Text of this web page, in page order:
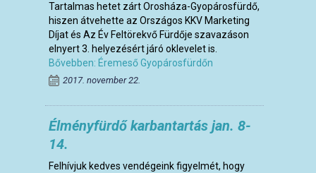
Tartalmas hetet zárt Orosháza-Gyopárosfürdő,
hiszen átvehette az Országos KKV Marketing
Díjat és Az Év Feltörekvő Fürdője szavazáson
elnyert 3. helyezésért járó oklevelet is.
Bővebben: Éremeső Gyopárosfürdőn
2017. november 22.
Élményfürdő karbantartás jan. 8-
14.
Felhívjuk kedves vendégeink figyelmét, hogy